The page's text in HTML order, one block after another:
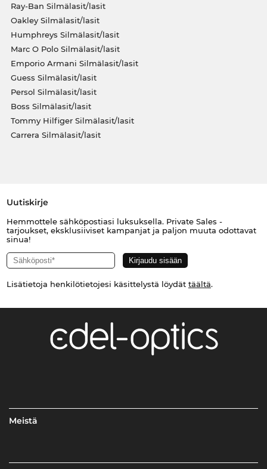
Ray-Ban Silmälasit/lasit
Oakley Silmälasit/lasit
Humphreys Silmälasit/lasit
Marc O Polo Silmälasit/lasit
Emporio Armani Silmälasit/lasit
Guess Silmälasit/lasit
Persol Silmälasit/lasit
Boss Silmälasit/lasit
Tommy Hilfiger Silmälasit/lasit
Carrera Silmälasit/lasit
Uutiskirje
Hemmottele sähköpostiasi luksuksella. Private Sales -
tarjoukset, eksklusiiviset kampanjat ja paljon muuta odottavat
sinua!
Lisätietoja henkilötietojesi käsittelystä löydät täältä.
Meistä